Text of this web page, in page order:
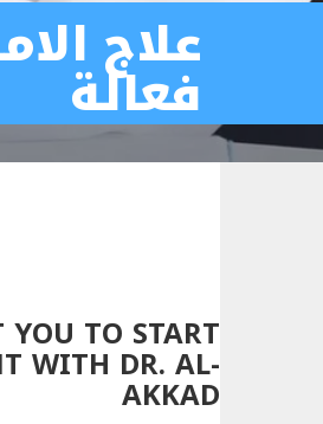
علاج
فعالة
TO START
WITH DR. AL-
AKKAD